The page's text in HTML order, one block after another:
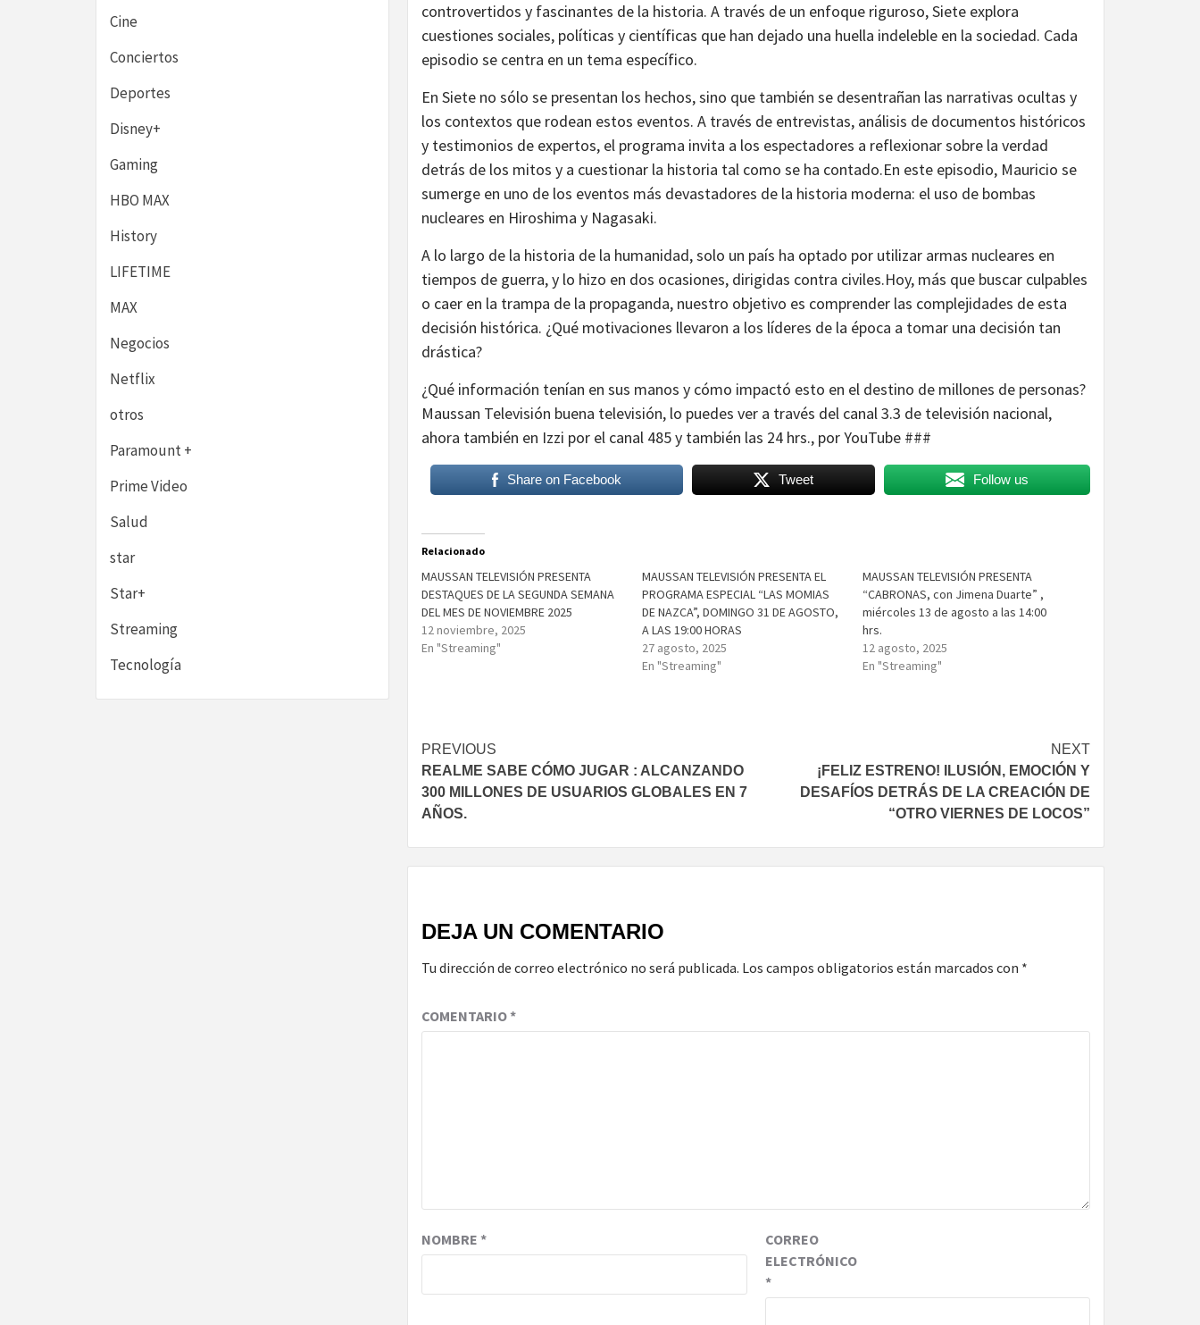
controvertidos y fascinantes de la historia. A través de un enfoque riguroso, Siete explora
cuestiones sociales, políticas y científicas que han dejado una huella indeleble en la sociedad. Cada
episodio se centra en un tema específico.
En Siete no sólo se presentan los hechos, sino que también se desentrañan las narrativas ocultas y
los contextos que rodean estos eventos. A través de entrevistas, análisis de documentos históricos
y testimonios de expertos, el programa invita a los espectadores a reflexionar sobre la verdad
detrás de los mitos y a cuestionar la historia tal como se ha contado.En este episodio, Mauricio se
sumerge en uno de los eventos más devastadores de la historia moderna: el uso de bombas
nucleares en Hiroshima y Nagasaki.
A lo largo de la historia de la humanidad, solo un país ha optado por utilizar armas nucleares en
tiempos de guerra, y lo hizo en dos ocasiones, dirigidas contra civiles.Hoy, más que buscar culpables
o caer en la trampa de la propaganda, nuestro objetivo es comprender las complejidades de esta
decisión histórica. ¿Qué motivaciones llevaron a los líderes de la época a tomar una decisión tan
drástica?
¿Qué información tenían en sus manos y cómo impactó esto en el destino de millones de personas?
Maussan Televisión buena televisión, lo puedes ver a través del canal 3.3 de televisión nacional,
ahora también en Izzi por el canal 485 y también las 24 hrs., por YouTube ###
Share on Facebook Tweet Follow us
Relacionado
MAUSSAN TELEVISIÓN PRESENTA
DESTAQUES DE LA SEGUNDA SEMANA
DEL MES DE NOVIEMBRE 2025
12 noviembre, 2025
En "Streaming"
MAUSSAN TELEVISIÓN PRESENTA EL
PROGRAMA ESPECIAL “LAS MOMIAS
DE NAZCA”, DOMINGO 31 DE AGOSTO,
A LAS 19:00 HORAS
27 agosto, 2025
En "Streaming"
MAUSSAN TELEVISIÓN PRESENTA
“CABRONAS, con Jimena Duarte” ,
miércoles 13 de agosto a las 14:00
hrs.
12 agosto, 2025
En "Streaming"
Post
navigation
PREVIOUS
REALME SABE CÓMO JUGAR : ALCANZANDO
300 MILLONES DE USUARIOS GLOBALES EN 7
AÑOS.
NEXT
¡FELIZ ESTRENO! ILUSIÓN, EMOCIÓN Y
DESAFÍOS DETRÁS DE LA CREACIÓN DE
“OTRO VIERNES DE LOCOS”
DEJA UN COMENTARIO
Tu dirección de correo electrónico no será publicada. Los campos obligatorios están marcados con *
COMENTARIO*
NOMBRE *
CORREO
ELECTRÓNICO
*
Cine
Conciertos
Deportes
Disney+
Gaming
HBO MAX
History
LIFETIME
MAX
Negocios
Netflix
otros
Paramount +
Prime Video
Salud
star
Star+
Streaming
Tecnología